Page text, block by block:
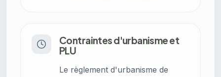
Contraintes d'urbanisme et
PLU
Le règlement d'urbanisme de